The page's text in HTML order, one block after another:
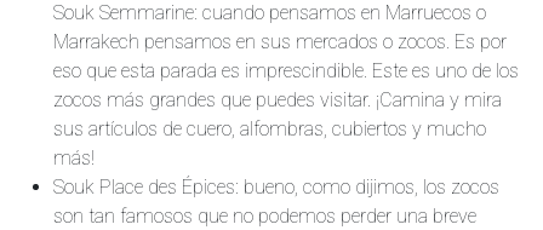
Souk Semmarine: cuando pensamos en Marruecos o
Marrakech pensamos en sus mercados o zocos. Es por
eso que esta parada es imprescindible. Este es uno de los
zocos más grandes que puedes visitar. ¡Camina y mira
sus artículos de cuero, alfombras, cubiertos y mucho
más!
Souk Place des Épices: bueno, como dijimos, los zocos
son tan famosos que no podemos perder una breve